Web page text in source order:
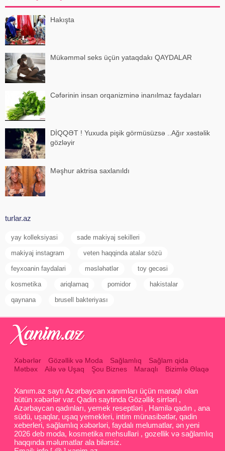
Hakışta
Mükəmməl seks üçün yataqdakı QAYDALAR
Cəfərinin insan orqanizminə inanılmaz faydaları
DİQQƏT ! Yuxuda pişik görmüsüzsə ..Ağır xəstəlik
gözləyir
Məşhur aktrisa saxlanıldı
turlar.az
yay kolleksiyasi sade makiyaj sekilleri
makiyaj instagram veten haqqinda atalar sözü
feyxoanin faydalari məsləhətlər toy gecəsi
kosmetika ariqlamaq pomidor hakistalar
qaynana brusell bakteriyası
Xəbərlər Gözəllik və Moda Sağlamlıq
Sağlam qida
Mətbəx
Ailə və Uşaq Şou Biznes Maraqlı Bizimlə Əlaqə
Xanım.az saytı Azərbaycan xanımları üçün maraqlı olan
bütün xəbərlər var. Qadin saytinda Gözəllik sirrləri ,
Azərbaycan qadınları, yemek reseptləri , Hamilə qadın , ana
südü, uşaqlar, uşaq yemekleri, intim münasibətlər, qadin
xeberleri, sağlamlıq xəbərləri, faydalı melumatlar, ən yeni
2026 deb moda, kosmetika mehsullari , gozellik və sağlamlıq
haqqında məlumatlar ala bilərsiz.